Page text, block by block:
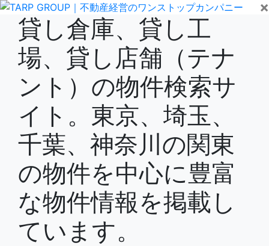
×
貸し倉庫、貸し工
場、貸し店舗（テナ
ント）の物件検索サ
イト。東京、埼玉、
千葉、神奈川の関東
の物件を中心に豊富
な物件情報を掲載し
ています。